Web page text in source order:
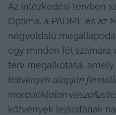
Az intézkedési tervben
Optima, a PADME és az
négyoldalú
egy minden fél számára
terv megalkotása, amely
kötvények alapján
maradéktalan
kötvények lejáratának